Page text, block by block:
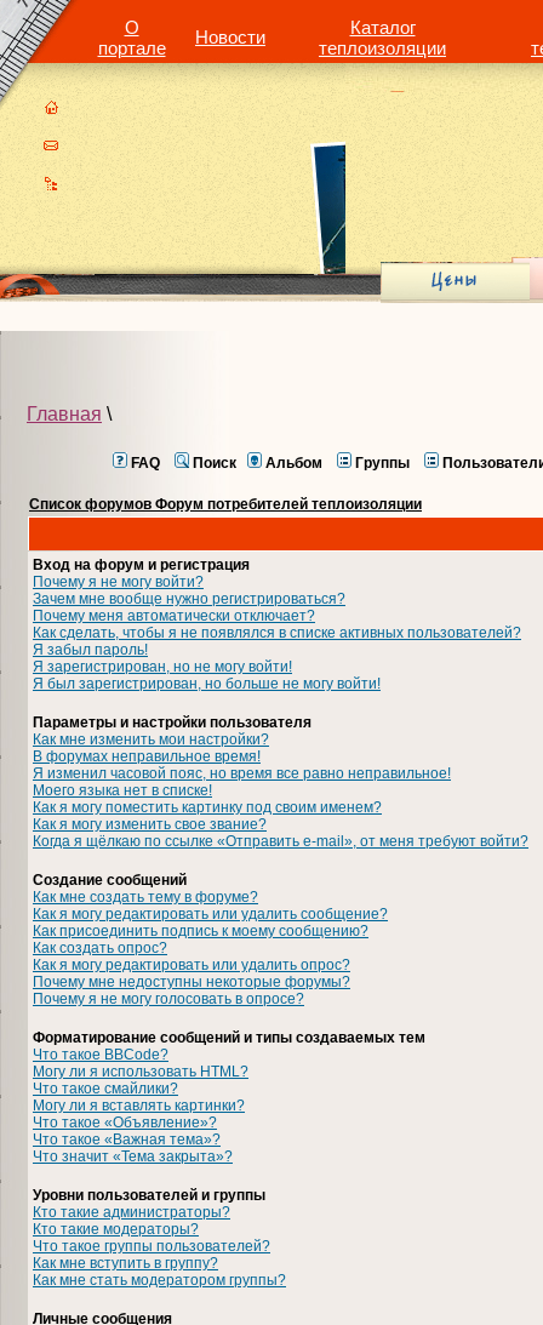
О
портале
Новости
Каталог
теплоизоляции
Главная \
FAQ Поиск Альбом Группы
Список форумов Форум потребителей теплоизоляции
Вход на форум и регистрация
Почему я не могу войти?
Зачем мне вообще нужно регистрироваться?
Почему меня автоматически отключает?
Как сделать, чтобы я не появлялся в списке активных пользователей?
Я забыл пароль!
Я зарегистрирован, но не могу войти!
Я был зарегистрирован, но больше не могу войти!
Параметры и настройки пользователя
Как мне изменить мои настройки?
В форумах неправильное время!
Я изменил часовой пояс, но время все равно неправильное!
Моего языка нет в списке!
Как я могу поместить картинку под своим именем?
Как я могу изменить свое звание?
Когда я щёлкаю по ссылке «Отправить e-mail», от меня требуют войти?
Создание сообщений
Как мне создать тему в форуме?
Как я могу редактировать или удалить сообщение?
Как присоединить подпись к моему сообщению?
Как создать опрос?
Как я могу редактировать или удалить опрос?
Почему мне недоступны некоторые форумы?
Почему я не могу голосовать в опросе?
Форматирование сообщений и типы создаваемых тем
Что такое BBCode?
Могу ли я использовать HTML?
Что такое смайлики?
Могу ли я вставлять картинки?
Что такое «Объявление»?
Что такое «Важная тема»?
Что значит «Тема закрыта»?
Уровни пользователей и группы
Кто такие администраторы?
Кто такие модераторы?
Что такое группы пользователей?
Как мне вступить в группу?
Как мне стать модератором группы?
Личные сообщения